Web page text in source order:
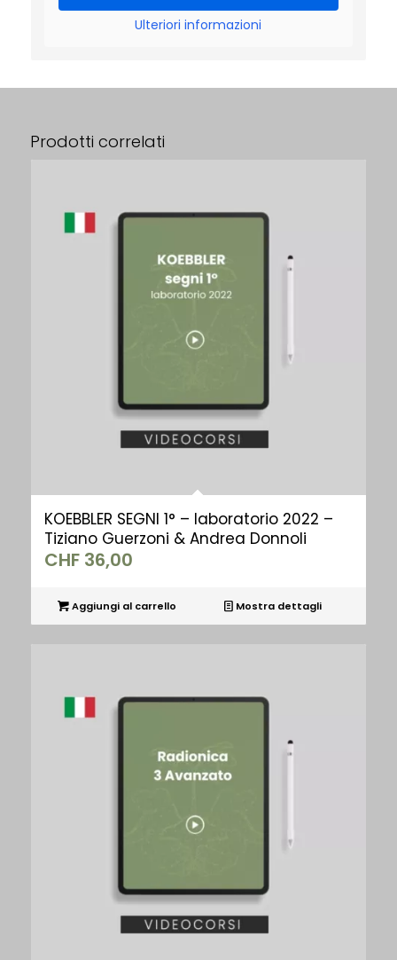
Ulteriori informazioni
Prodotti correlati
KOEBBLER SEGNI 1° – laboratorio 2022 –
Tiziano Guerzoni & Andrea Donnoli
CHF36,00
Aggiungi al carrello Mostra dettagli